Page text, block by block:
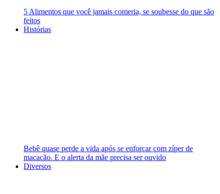
5 Alimentos que você jamais comeria, se soubesse do que são
feitos
Histórias
Bebê quase perde a vida após se enforcar com zíper de
macacão. E o alerta da mãe precisa ser ouvido
Diversos